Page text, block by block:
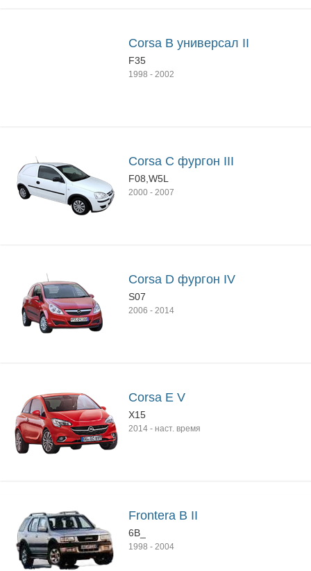
Corsa B универсал II
F35
1998 - 2002
Corsa C фургон III
F08,W5L
2000 - 2007
Corsa D фургон IV
S07
2006 - 2014
Corsa E V
X15
2014 - наст. время
Frontera B II
6B_
1998 - 2004